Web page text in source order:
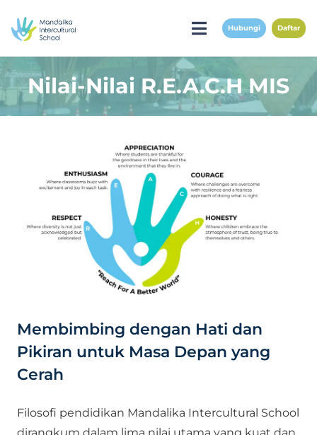
Hubungi Daftar
Nilai-Nilai R.E.A.C.H MIS
Membimbing dengan Hati dan
Pikiran untuk Masa Depan yang
Cerah
Filosofi pendidikan Mandalika Intercultural School